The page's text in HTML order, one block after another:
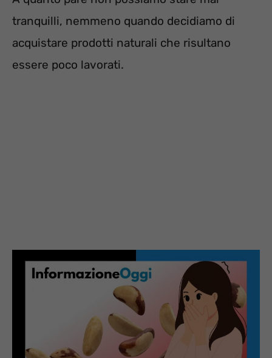
tranquilli, nemmeno quando decidiamo di
acquistare prodotti naturali che risultano
essere poco lavorati.